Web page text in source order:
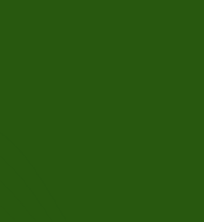
Ruko Woodlake 5 No 2, Alam Sutera, RT: